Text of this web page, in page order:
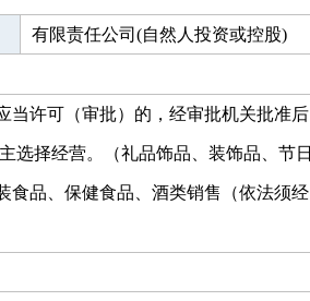
有限责任公司(自然人投资或控股)
当许可（审批）的，经审批机关批准后
选择经营。（礼品饰品、装饰品、节日
食品、保健食品、酒类销售（依法须经